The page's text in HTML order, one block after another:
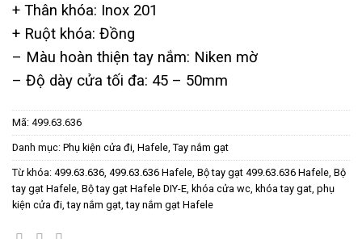
+ Thân khóa: Inox 201
+ Ruột khóa: Đồng
– Màu hoàn thiện tay nắm: Niken mờ
– Độ dày cửa tối đa: 45 – 50mm
Mã: 499.63.636
Danh mục: Phụ kiện cửa đi Hafele Tay nắm gạt
Từ khóa: 499.63.636 499.63.636 Hafele Bộ tay gạt 499.63.636 Hafele Bộ
tay gạt Hafele Bộ tay gạt Hafele DIY-E khóa cửa wc khóa tay gat phụ
kiện cửa đi ,tay nắm gạt ,tay nắm gạt Hafele